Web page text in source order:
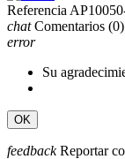
Referencia
chat Comentarios (0)
error
Su
OK
feedback Reportar